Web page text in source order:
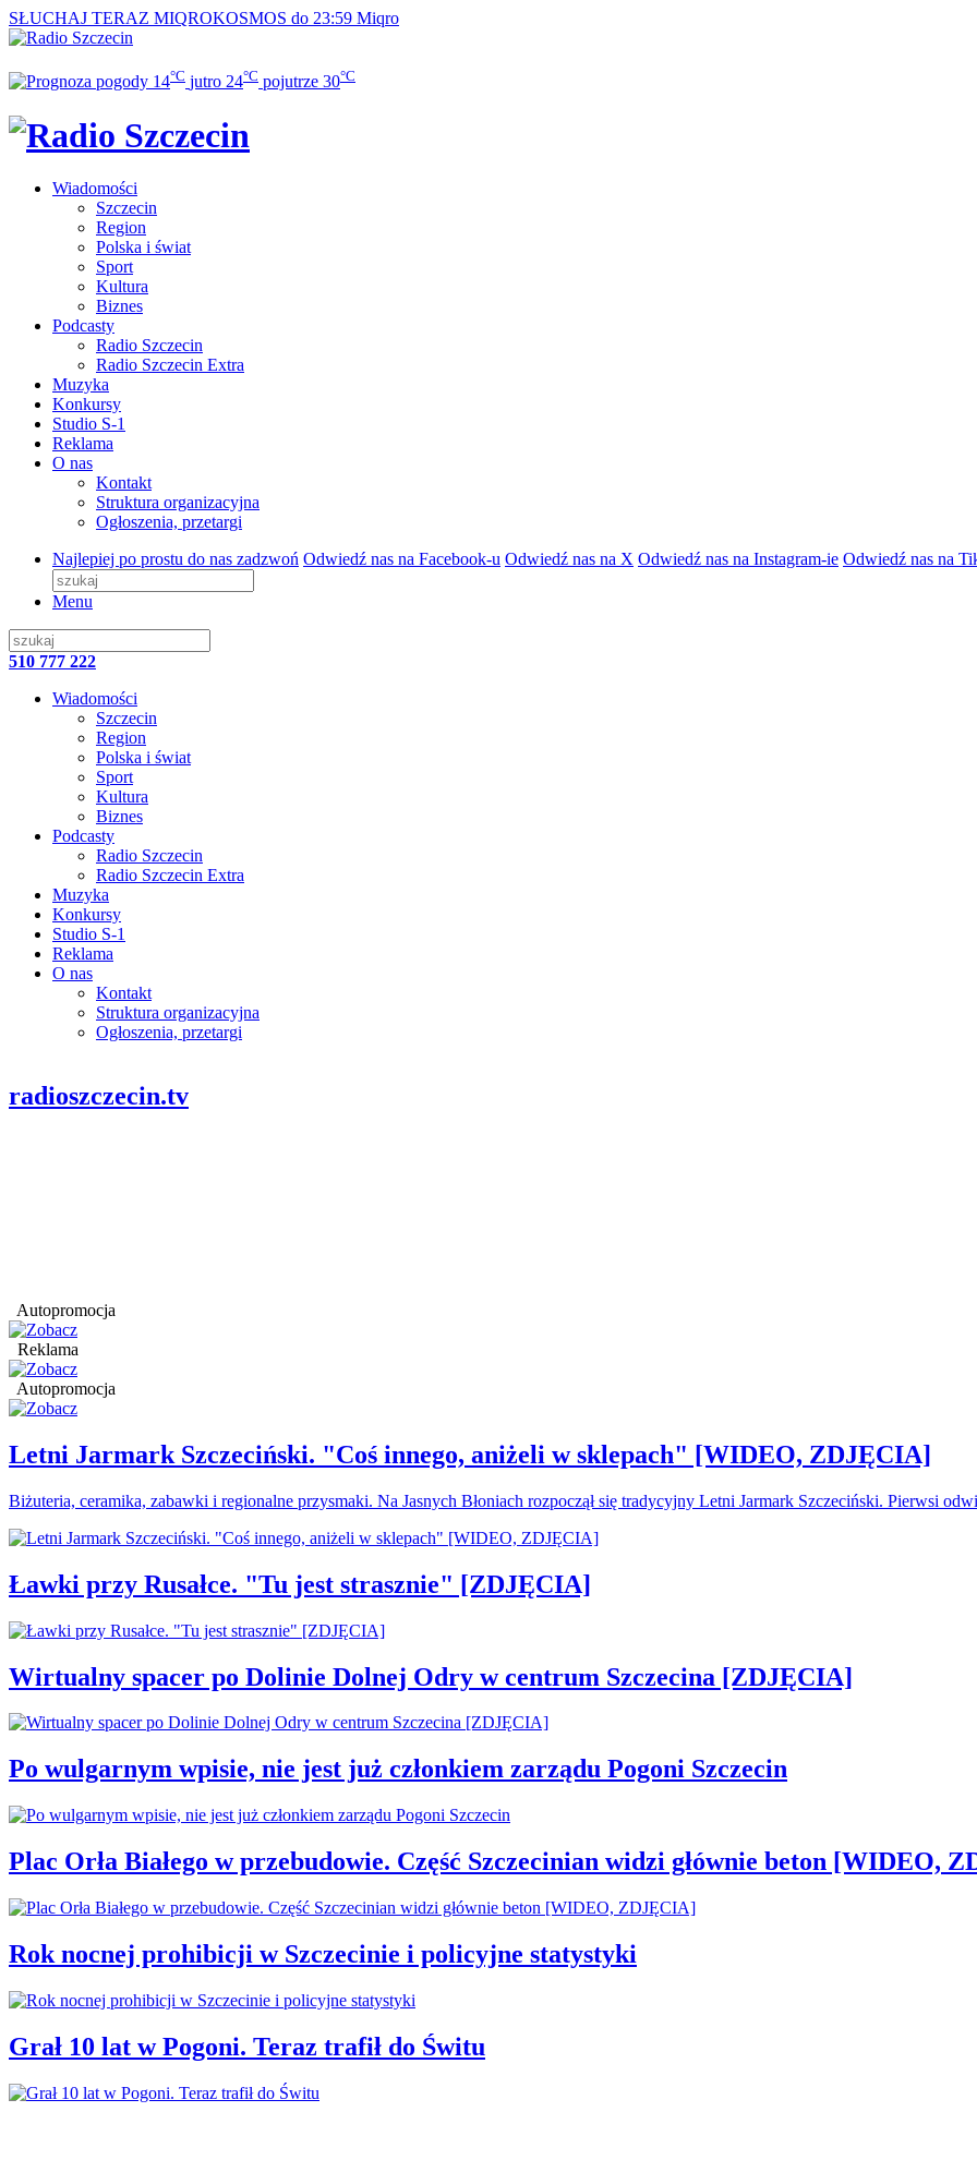
SŁUCHAJ TERAZ MIQROKOSMOS do 23:59 Miqro
14°C jutro 24°C pojutrze 30°C
Wiadomości
Szczecin
Region
Polska i świat
Sport
Kultura
Biznes
Podcasty
Radio Szczecin
Radio Szczecin Extra
Muzyka
Konkursy
Studio S-1
Reklama
O nas
Kontakt
Struktura organizacyjna
Ogłoszenia, przetargi
Najlepiej po prostu do nas zadzwoń Odwiedź nas na Facebook-u Odwiedź nas na X Odwiedź nas na Instagram-ie Odwiedź nas na
Menu
510 777 222
Wiadomości
Szczecin
Region
Polska i świat
Sport
Kultura
Biznes
Podcasty
Radio Szczecin
Radio Szczecin Extra
Muzyka
Konkursy
Studio S-1
Reklama
O nas
Kontakt
Struktura organizacyjna
Ogłoszenia, przetargi
radioszczecin.tv
Autopromocja
Reklama
Autopromocja
Letni Jarmark Szczeciński. "Coś innego, aniżeli w sklepach" [WIDEO, ZDJĘCIA]
Biżuteria, ceramika, zabawki i regionalne przysmaki. Na Jasnych Błoniach rozpoczął się tradycyjny Letni Jarmark Szczeciński. Pierwsi
Ławki przy Rusałce. "Tu jest strasznie" [ZDJĘCIA]
Wirtualny spacer po Dolinie Dolnej Odry w centrum Szczecina [ZDJĘCIA]
Po wulgarnym wpisie, nie jest już członkiem zarządu Pogoni Szczecin
Plac Orła Białego w przebudowie. Część Szczecinian widzi głównie beton [WIDEO,
Rok nocnej prohibicji w Szczecinie i policyjne statystyki
Grał 10 lat w Pogoni. Teraz trafił do Świtu